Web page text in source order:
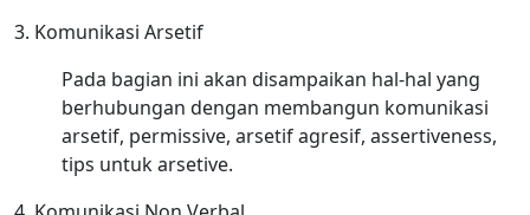
3. Komunikasi Arsetif
Pada bagian ini akan disampaikan hal-hal yang
berhubungan dengan membangun komunikasi
arsetif, permissive, arsetif agresif, assertiveness,
tips untuk arsetive.